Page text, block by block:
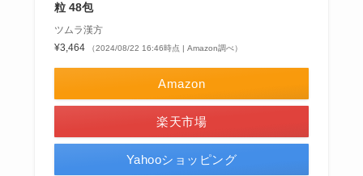
粒 48包
ツムラ漢方
¥3,464
（2024/08/22 16:46時点 | Amazon調べ）
Amazon
楽天市場
Yahooショッピング